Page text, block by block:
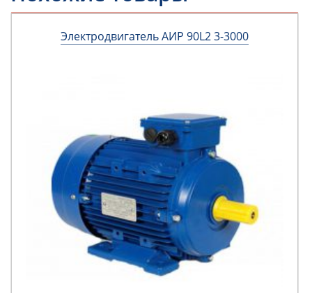
Электродвигатель АИР 90L2 3-3000